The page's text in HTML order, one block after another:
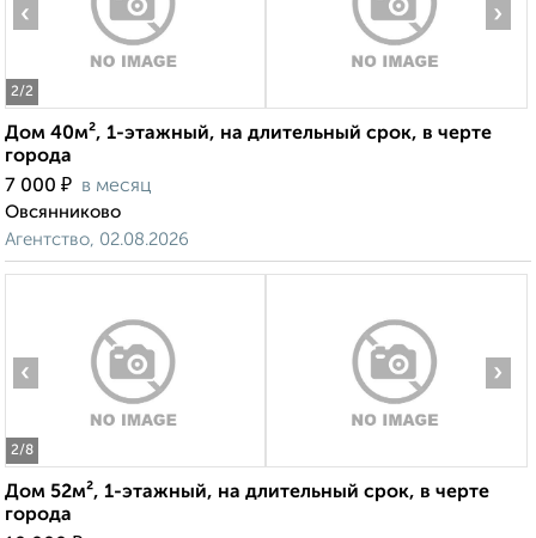
2/2
‹ ›
Дом 40м², 1-этажный, на длительный срок, в черте
города
7 000 ₽ в месяц
Овсянниково
Агентство, 02.08.2026
2/8
‹ ›
Дом 52м², 1-этажный, на длительный срок, в черте
города